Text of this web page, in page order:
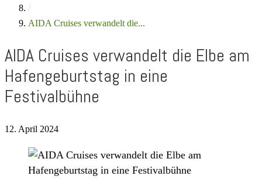
/
AIDA Cruises verwandelt die...
AIDA Cruises verwandelt die Elbe am
Hafengeburtstag in eine
Festivalbühne
12. April 2024